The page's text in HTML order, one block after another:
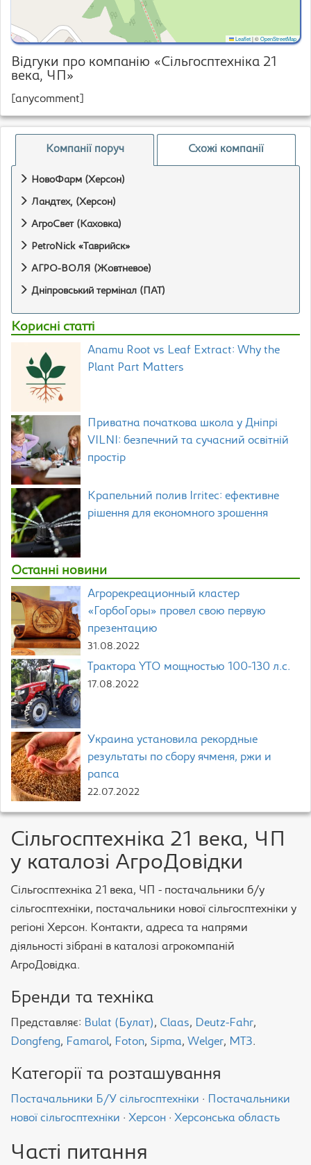
Leaflet|©OpenStreetMap
Відгуки про компанію «Сільгосптехніка 21
века, ЧП»
[anycomment]
Компанії поруч Схожі компанії
НовоФарм (Херсон)
Ландтех, (Херсон)
АгроСвет (Каховка)
PetroNick «Таврийск»
АГРО-ВОЛЯ (Жовтневое)
Дніпровський термінал (ПАТ)
Корисні статті
Anamu Root vs Leaf Extract: Why the
Plant Part Matters
Приватна початкова школа у Дніпрі
VILNI: безпечний та сучасний освітній
простір
Крапельний полив Irritec: ефективне
рішення для економного зрошення
Останні новини
Агрорекреационный кластер
«ГорбоГоры» провел свою первую
презентацию
31.08.2022
Трактора YTO мощностью 100-130 л.с.
17.08.2022
Украина установила рекордные
результаты по сбору ячменя, ржи и
рапса
22.07.2022
Сільгосптехніка 21 века, ЧП
у каталозі АгроДовідки
Сільгосптехніка 21 века, ЧП - постачальники б/у
сільгосптехніки, постачальники нової сільгосптехніки у
регіоні Херсон. Контакти, адреса та напрями
діяльності зібрані в каталозі агрокомпаній
АгроДовідка.
Бренди та техніка
Представляє: Bulat (Булат), Claas, Deutz-Fahr,
Dongfeng, Famarol, Foton, Sipma, Welger, МТЗ.
Категорії та розташування
Постачальники Б/У сільгосптехніки ·
Постачальники
нової сільгосптехніки · Херсон · Херсонська область
Часті питання